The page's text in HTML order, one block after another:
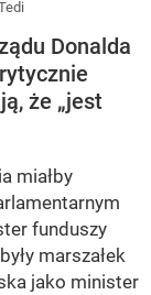
Donalda
że „jest
miałby
funduszy
marszałek
jako minister